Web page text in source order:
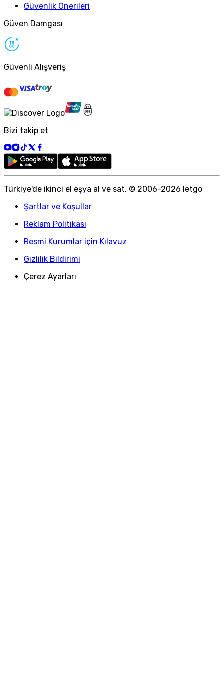
Güvenlik Önerileri
Güven Damgası
Güvenli Alışveriş
Bizi takip et
Türkiye'de ikinci el eşya al ve sat. © 2006-2026 letgo
Şartlar ve Koşullar
Reklam Politikası
Resmi Kurumlar için Kılavuz
Gizlilik Bildirimi
Çerez Ayarları